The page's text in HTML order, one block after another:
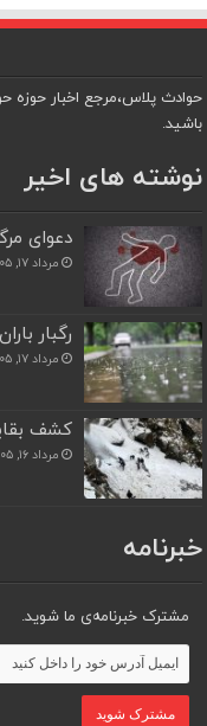
حوادث پلاس،مرجع اخبار حوزه
باشید.
نوشته های اخیر
دعوای
مرداد ۱۷, ۱۴۰۵
رگبار
مرداد ۱۷, ۱۴۰۵
کشف بقایای اجساد ۵
مرداد ۱۶, ۱۴۰۵
خبرنامه
مشترک خبرنامه‌ی ما شوید.